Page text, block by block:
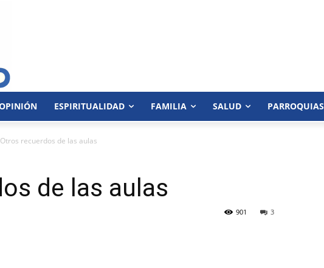
ESPIRITUALIDAD FAMILIA SALUD PARROQUIAS
Otros recuerdos de las aulas
de las aulas
3
901